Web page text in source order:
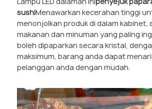
sushiMenawarkan kecerahan tinggi
menonjolkan produk di dalam kabinet,
makanan dan minuman yang paling
boleh dipaparkan secara kristal,
maksimum, barang anda dapat
pelanggan anda dengan mudah.